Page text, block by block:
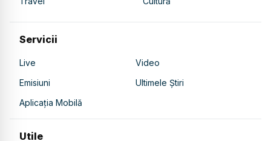
Servicii
Live
Video
Emisiuni
Ultimele Știri
Aplicația Mobilă
Utile